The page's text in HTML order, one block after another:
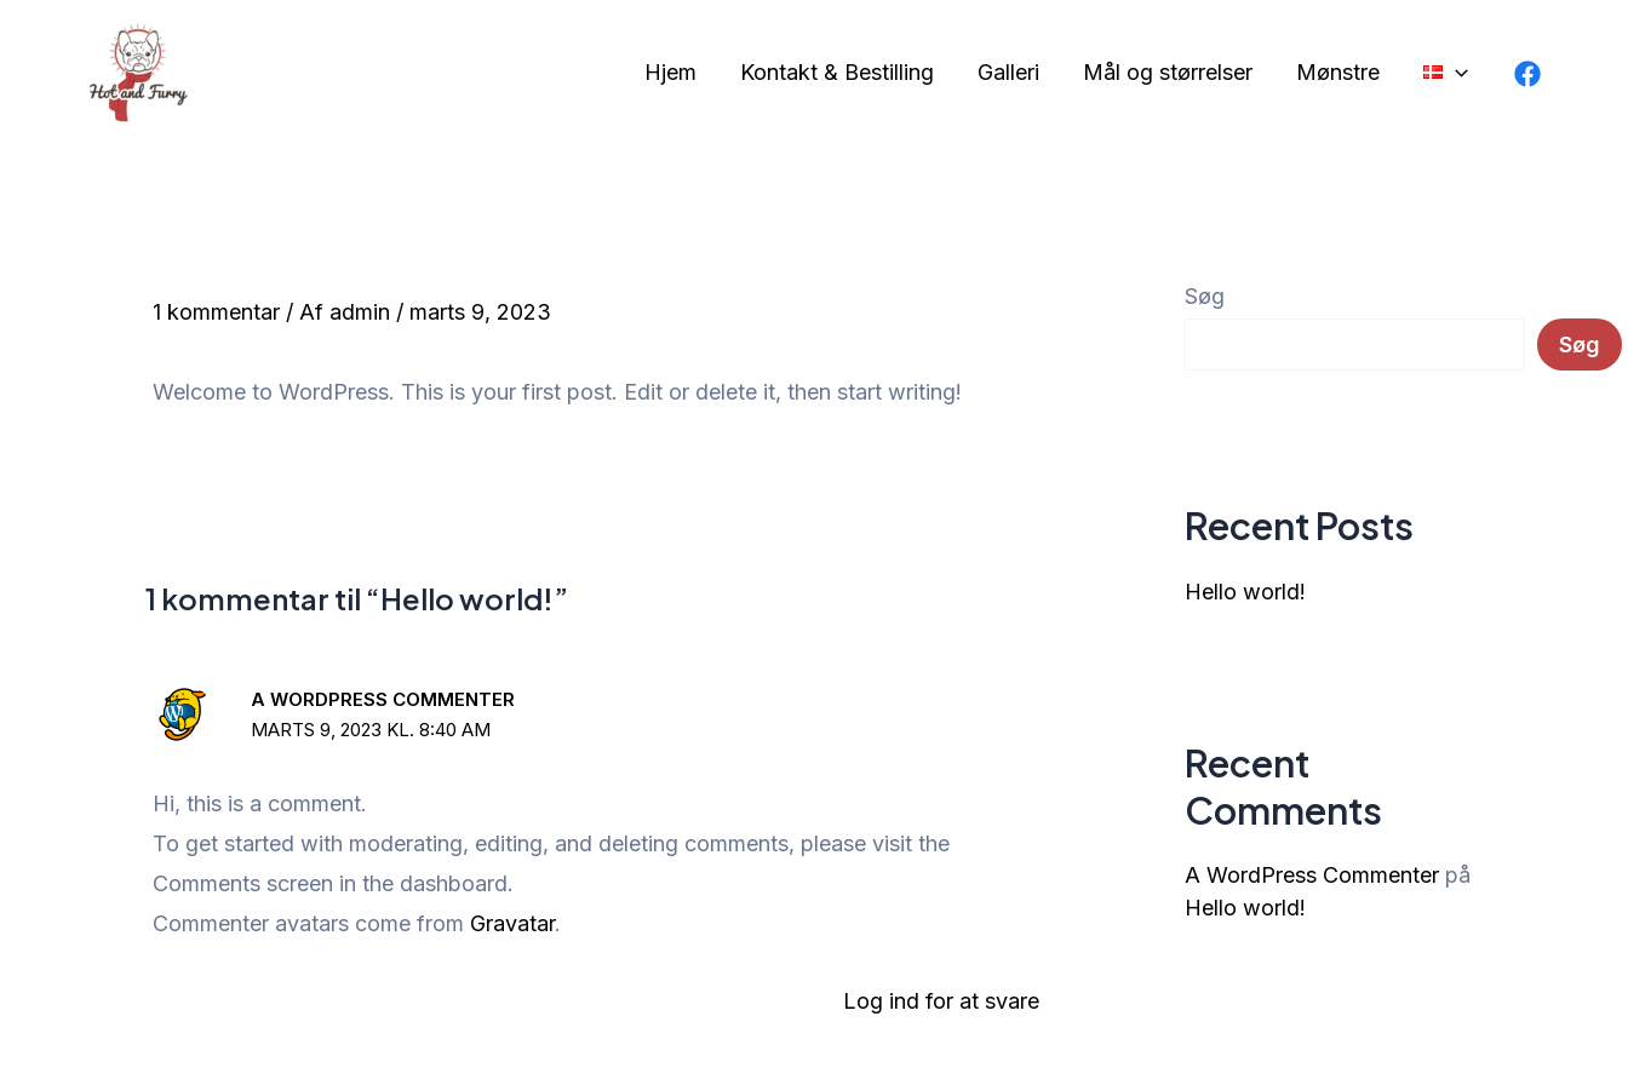
indholdet
Hjem Kontakt & Bestilling Galleri Mål og størrelser Mønstre
1 kommentar / Af admin / marts 9, 2023
Welcome to WordPress. This is your first post. Edit or delete it, then start writing!
1 kommentar til “Hello world!”
A WORDPRESS COMMENTER
MARTS 9, 2023 KL. 8:40 AM
Hi, this is a comment.
To get started with moderating, editing, and deleting comments, please visit the
Comments screen in the dashboard.
Commenter avatars come from Gravatar.
Log ind for at svare
Søg
Søg
Recent Posts
Hello world!
Recent
Comments
A WordPress Commenter på
Hello world!